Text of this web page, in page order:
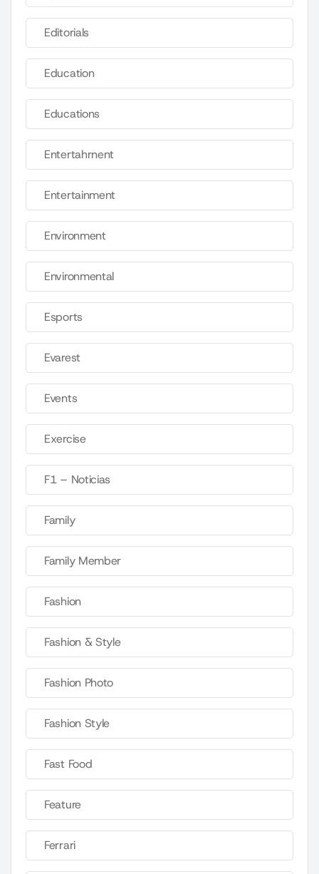
Editorials
Education
Educations
Entertahrnent
Entertainment
Environment
Environmental
Esports
Evarest
Events
Exercise
F1 – Noticias
Family
Family Member
Fashion
Fashion & Style
Fashion Photo
Fashion Style
Fast Food
Feature
Ferrari